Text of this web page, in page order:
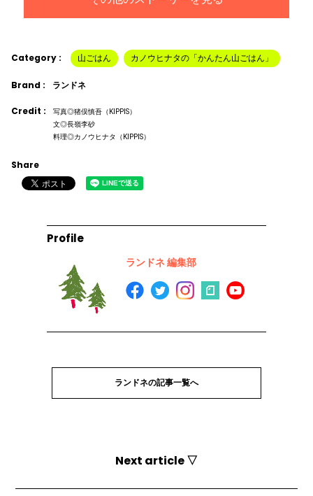
Category : 山ごはん カノウヒナタの「かんたん山ごはん」
Brand : ランドネ
Credit :
写真◎猪俣慎吾（KIPPIS）
文◎長嶺李砂
料理◎カノウヒナタ（KIPPIS）
Share
Profile
ランドネ 編集部
ランドネの記事一覧へ
Next article ▽